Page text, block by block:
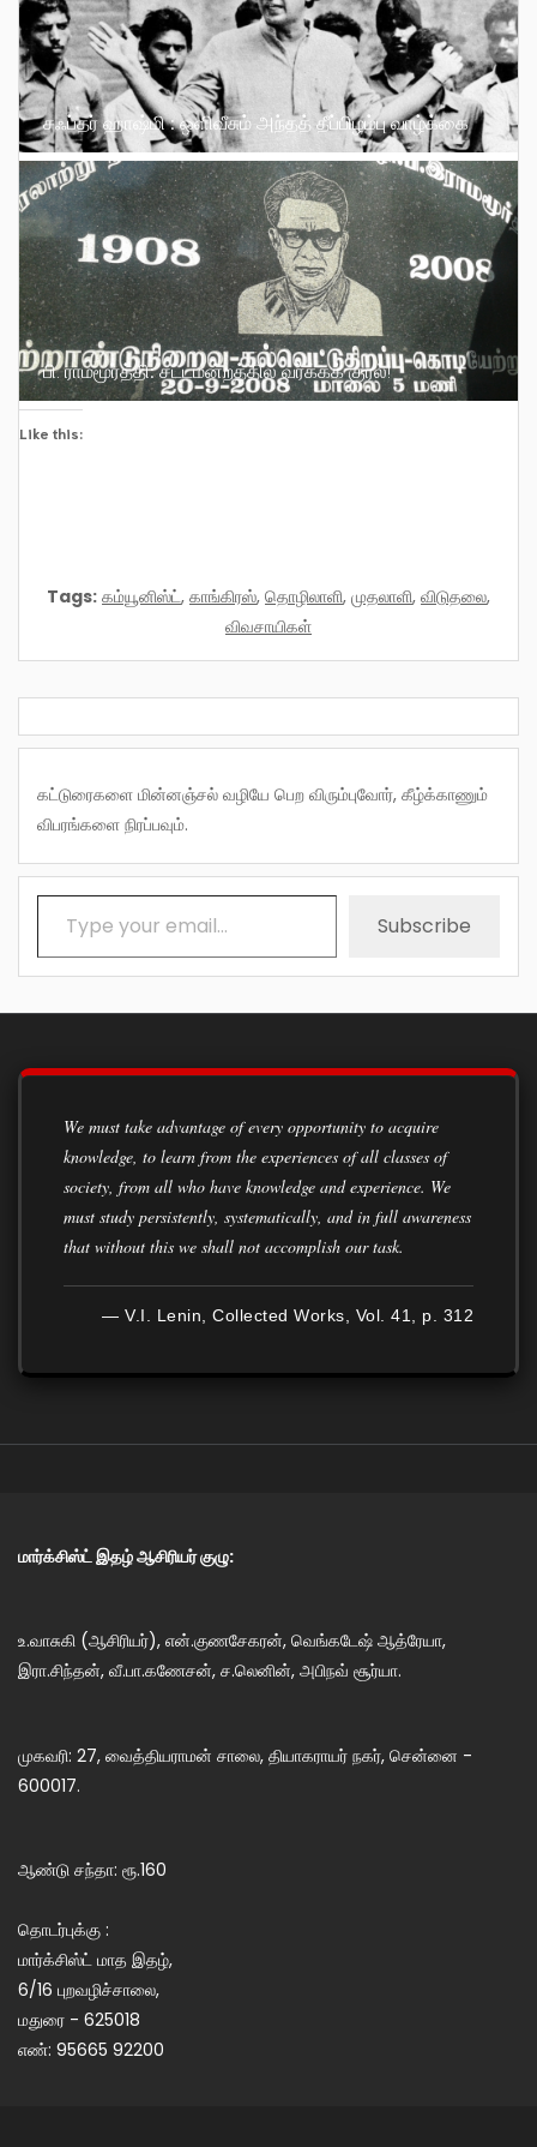
சஃப்தர் ஹாஷ்மி : ஒளிவீசும் அந்தத் தீப்பிழம்பு வாழ்க்கை
பி. ராமமூர்த்தி: சட்டமன்றத்தில் வர்க்கக் குரல்!
Like this:
Tags: கம்யூனிஸ்ட், காங்கிரஸ், தொழிலாளி, முதலாளி, விடுதலை,
விவசாயிகள்
கட்டுரைகளை மின்னஞ்சல் வழியே பெற விரும்புவோர், கீழ்க்காணும்
விபரங்களை நிரப்பவும்.
Type your email…
Subscribe
We must take advantage of every opportunity to acquire
knowledge, to learn from the experiences of all classes of
society, from all who have knowledge and experience. We
must study persistently, systematically, and in full awareness
that without this we shall not accomplish our task.
— V.I. Lenin, Collected Works, Vol. 41, p. 312
மார்க்சிஸ்ட் இதழ் ஆசிரியர் குழு:
உ.வாசுகி (ஆசிரியர்), என்.குணசேகரன், வெங்கடேஷ் ஆத்ரேயா,
இரா.சிந்தன், வீ.பா.கணேசன், ச.லெனின், அபிநவ் சூர்யா.
முகவரி: 27, வைத்தியராமன் சாலை, தியாகராயர் நகர், சென்னை -
600017.
ஆண்டு சந்தா: ரூ.160
தொடர்புக்கு :
மார்க்சிஸ்ட் மாத இதழ்,
6/16 புறவழிச்சாலை,
மதுரை - 625018
எண்: 95665 92200